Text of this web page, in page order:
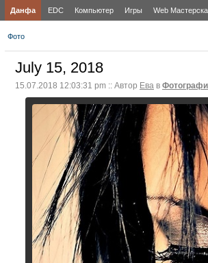
Данфа EDC Компьютер Игры Web
Фото
July 15, 2018
15.07.2018 12:03:31 pm :: Автор Ева в